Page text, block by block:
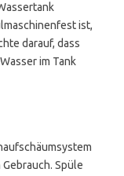
ist,
darauf, dass
im Tank
Spüle